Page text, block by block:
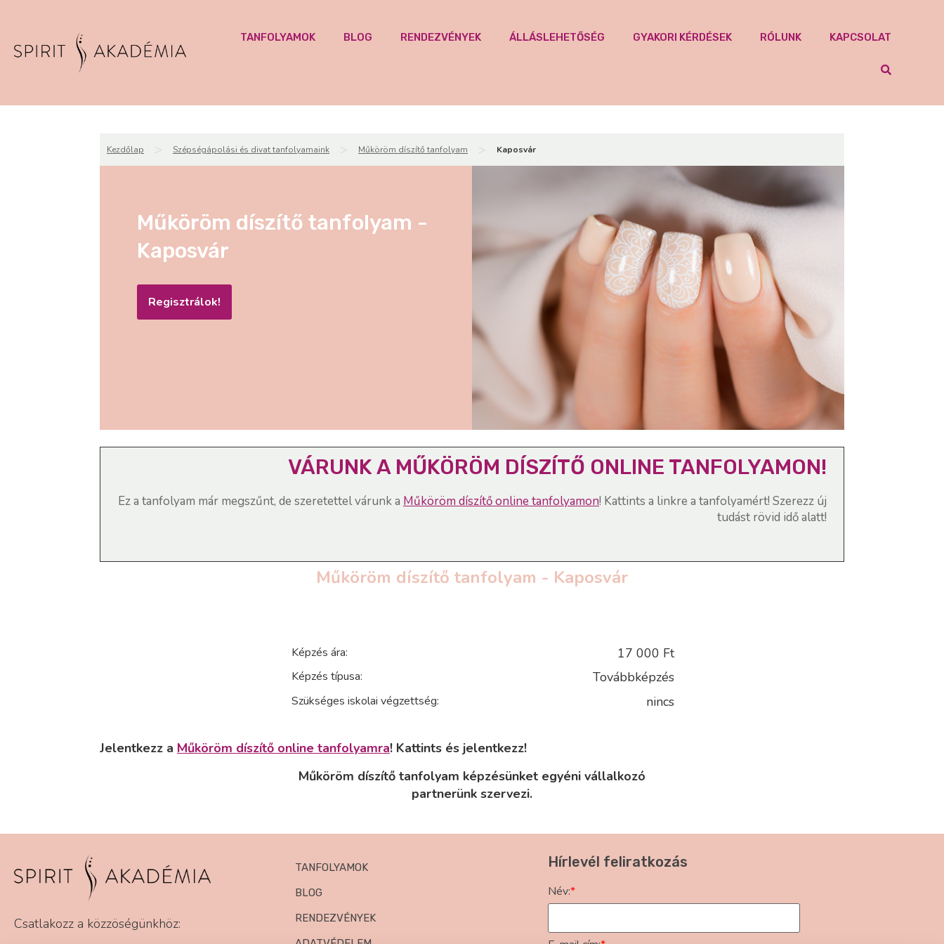
TANFOLYAMOK BLOG RENDEZVÉNYEK ÁLLÁSLEHETŐSÉG GYAKORI KÉRDÉSEK RÓLUNK KAPCSOLAT
Kezdőlap > Szépségápolási és divat tanfolyamaink > Műköröm díszítő tanfolyam > Kaposvár
Műköröm díszítő tanfolyam -
Kaposvár
Regisztrálok!
VÁRUNK A MŰKÖRÖM DÍSZÍTŐ ONLINE TANFOLYAMON!
Ez a tanfolyam már megszűnt, de szeretettel várunk a Műköröm díszítő online tanfolyamon! Kattints a linkre a tanfolyamért! Szerezz új
tudást rövid idő alatt!
Műköröm díszítő tanfolyam - Kaposvár
Képzés ára: 17 000 Ft
Képzés típusa: Továbbképzés
Szükséges iskolai végzettség: nincs
Jelentkezz a Műköröm díszítő online tanfolyamra! Kattints és jelentkezz!
Műköröm díszítő tanfolyam képzésünket egyéni vállalkozó
partnerünk szervezi.
Csatlakozz a közzöségünkhöz:
TANFOLYAMOK
BLOG
RENDEZVÉNYEK
Hírlevél feliratkozás
Név:*